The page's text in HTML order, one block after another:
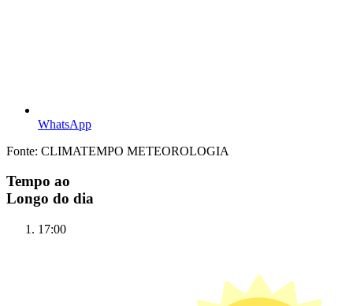
WhatsApp
Fonte: CLIMATEMPO METEOROLOGIA
Tempo ao
Longo do dia
17:00